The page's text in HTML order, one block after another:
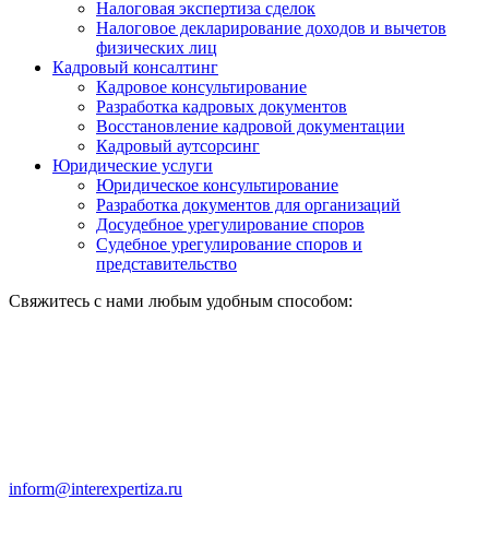
Налоговая экспертиза сделок
Налоговое декларирование доходов и вычетов
физических лиц
Кадровый консалтинг
Кадровое консультирование
Разработка кадровых документов
Восстановление кадровой документации
Кадровый аутсорсинг
Юридические услуги
Юридическое консультирование
Разработка документов для организаций
Досудебное урегулирование споров
Судебное урегулирование споров и
представительство
Свяжитесь с нами любым удобным способом:
inform@interexpertiza.ru